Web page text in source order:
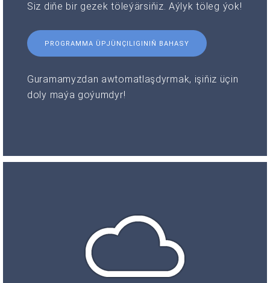
Siz diňe bir gezek töleýärsiňiz. Aýlyk töleg ýok!
PROGRAMMA ÜPJÜNÇILIGINIŇ BAHASY
Guramamyzdan awtomatlaşdyrmak, işiňiz üçin
doly maýa goýumdyr!